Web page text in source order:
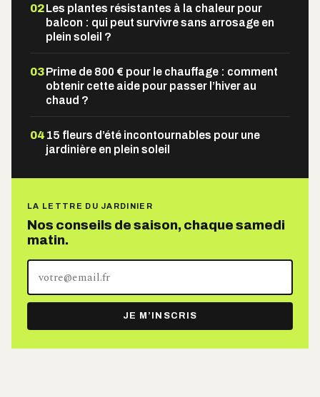
02Les plantes résistantes à la chaleur pour
balcon : qui peut survivre sans arrosage en
plein soleil ?
03Prime de 800 € pour le chauffage : comment
obtenir cette aide pour passer l’hiver au
chaud ?
04 15 fleurs d’été incontournables pour une
jardinière en plein soleil
LA LETTRE DU JARDINIER
Nos conseils de saison, chaque samedi
matin.
adresse
e-
mail
JE M’INSCRIS